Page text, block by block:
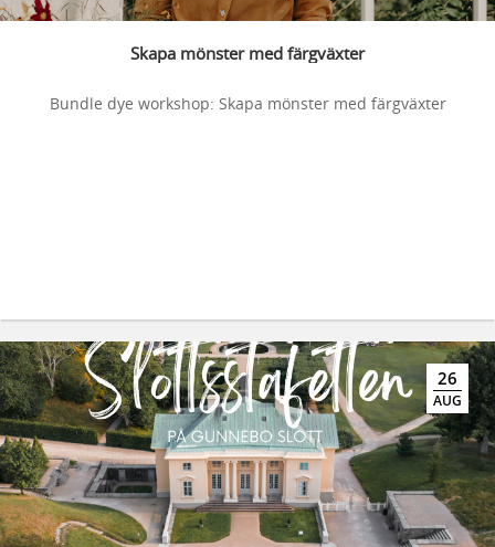
Skapa mönster med färgväxter
Bundle dye workshop: Skapa mönster med färgväxter
26
AUG